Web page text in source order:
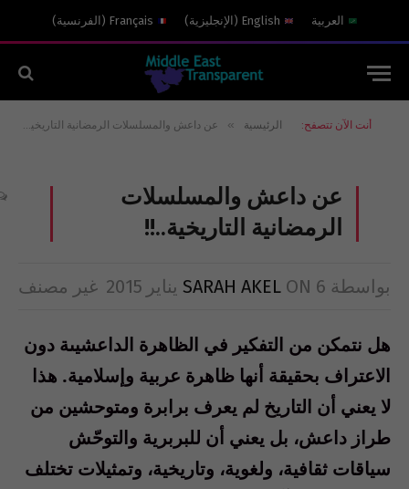
العربية English
( الإنجليزية)
Français
( الفرنسية)
أنت الآن تتصفح: الرئيسية » عن داعش والمسلسلات الرمضانية التاريخية..!!
عن داعش والمسلسلات
الرمضانية التاريخية..!!
بواسطة SARAH AKEL ON 6 يناير 2015 غير مصنف
هل نتمكن من التفكير في الظاهرة الداعشيىة دون
الاعتراف بحقيقة أنها ظاهرة عربية وإسلامية. هذا
لا يعني أن التاريخ لم يعرف برابرة ومتوحشين من
طراز داعش، بل يعني أن للبربرية والتوحّش
سياقات ثقافية، ولغوية، وتاريخية، وتمثيلات تختلف